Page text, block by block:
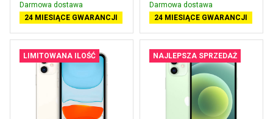
Darmowa dostawa
24 MIESIĄCE GWARANCJI
Darmowa dostawa
24 MIESIĄCE GWARANCJI
LIMITOWANA ILOŚĆ NAJLEPSZA SPRZEDAŻ